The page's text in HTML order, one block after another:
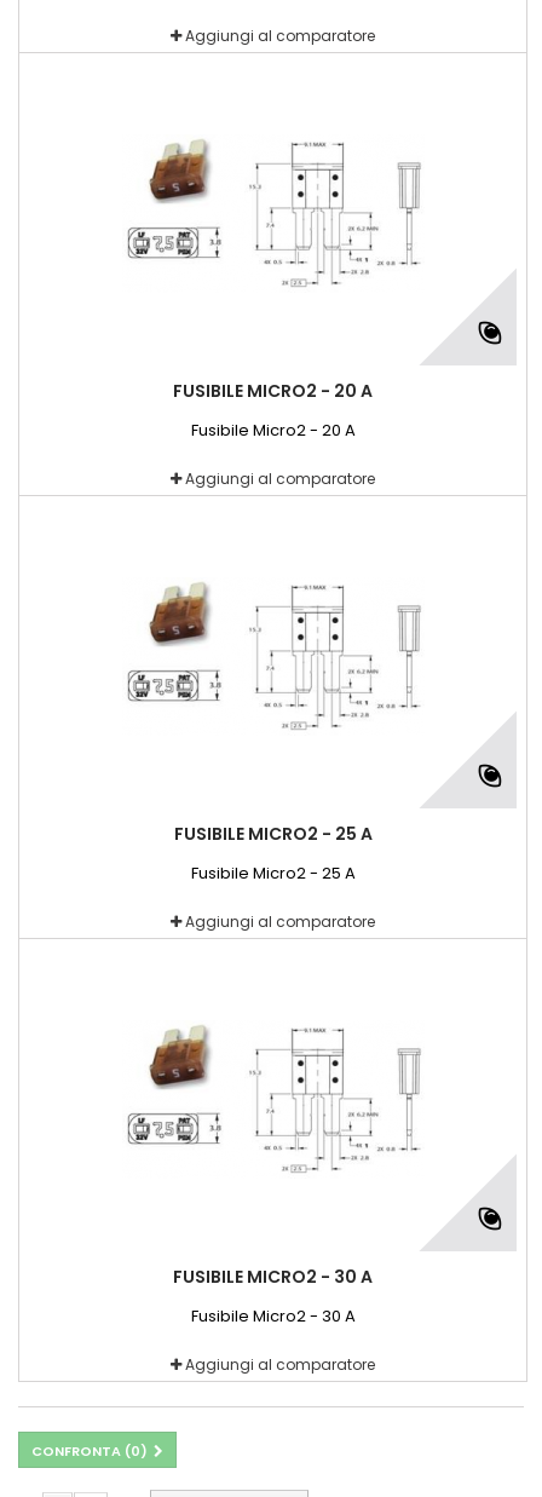
Aggiungi al comparatore
FUSIBILE MICRO2 - 20 A
Fusibile Micro2 - 20 A
Aggiungi al comparatore
FUSIBILE MICRO2 - 25 A
Fusibile Micro2 - 25 A
Aggiungi al comparatore
FUSIBILE MICRO2 - 30 A
Fusibile Micro2 - 30 A
Aggiungi al comparatore
CONFRONTA (0)